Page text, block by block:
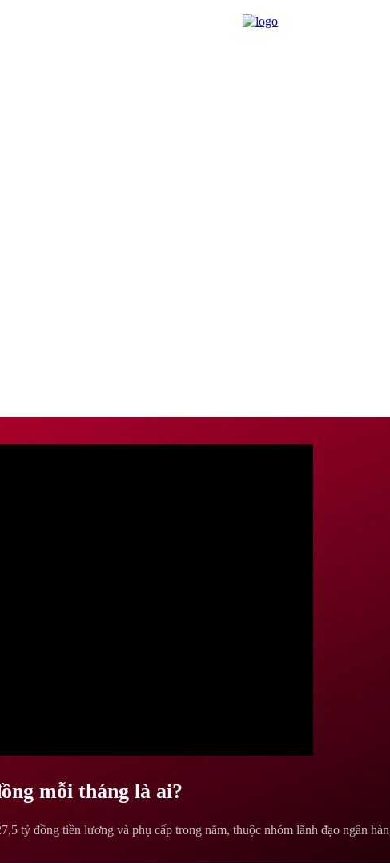
mỗi tháng là ai?
tỷ đồng tiền lương và phụ cấp trong năm, thuộc nhóm lãnh đạo ngân